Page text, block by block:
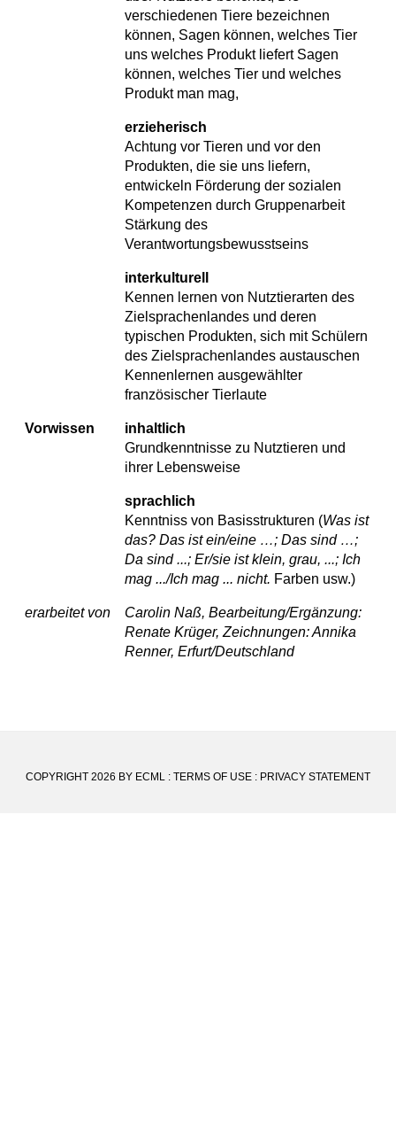
verschiedenen Tiere bezeichnen
können, Sagen können, welches Tier
uns welches Produkt liefert Sagen
können, welches Tier und welches
Produkt man mag,
erzieherisch
Achtung vor Tieren und vor den
Produkten, die sie uns liefern,
entwickeln Förderung der sozialen
Kompetenzen durch Gruppenarbeit
Stärkung des
Verantwortungsbewusstseins
interkulturell
Kennen lernen von Nutztierarten des
Zielsprachenlandes und deren
typischen Produkten, sich mit Schülern
des Zielsprachenlandes austauschen
Kennenlernen ausgewählter
französischer Tierlaute
Vorwissen
inhaltlich
Grundkenntnisse zu Nutztieren und
ihrer Lebensweise
sprachlich
Kenntniss von Basisstrukturen (Was ist
das? Das ist ein/eine …; Das sind …;
Da sind ...; Er/sie ist klein, grau, ...; Ich
mag .../Ich mag ... nicht. Farben usw.)
erarbeitet von
Carolin Naß, Bearbeitung/Ergänzung:
Renate Krüger, Zeichnungen: Annika
Renner, Erfurt/Deutschland
COPYRIGHT 2026 BY ECML : TERMS OF USE : PRIVACY STATEMENT